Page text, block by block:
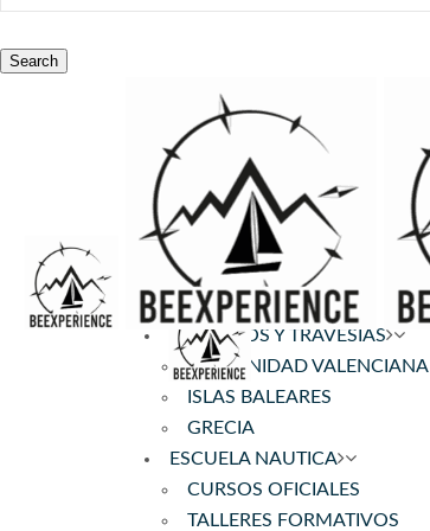
Search
MENÚ
+INFO
EXPERIENCIAS
CRUCEROS Y TRAVESIAS
COMUNIDAD VALENCIANA
ISLAS BALEARES
GRECIA
ESCUELA NAUTICA
CURSOS OFICIALES
TALLERES FORMATIVOS